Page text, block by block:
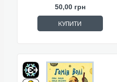
50,00 грн
КУПИТИ